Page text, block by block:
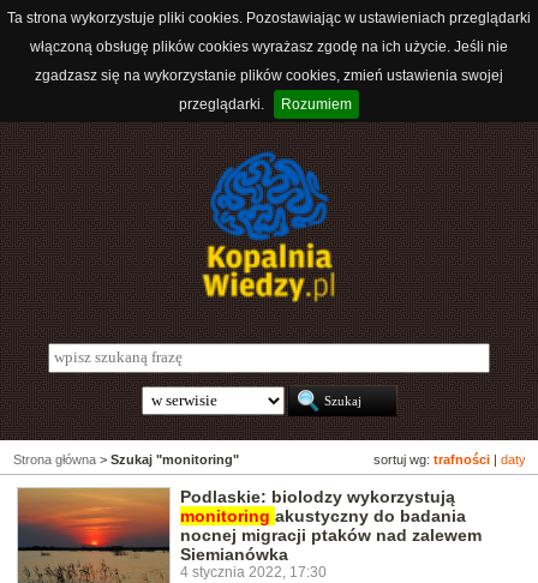
Ta strona wykorzystuje pliki cookies. Pozostawiając w ustawieniach przeglądarki
włączoną obsługę plików cookies wyrażasz zgodę na ich użycie. Jeśli nie
zgadzasz się na wykorzystanie plików cookies, zmień ustawienia swojej
przeglądarki.
Rozumiem
sortuj wg: trafności daty
Strona główna > Szukaj "monitoring"
Podlaskie: biolodzy wykorzystują
monitoring akustyczny do badania
nocnej migracji ptaków nad zalewem
Siemianówka
4 stycznia 2022, 17:30